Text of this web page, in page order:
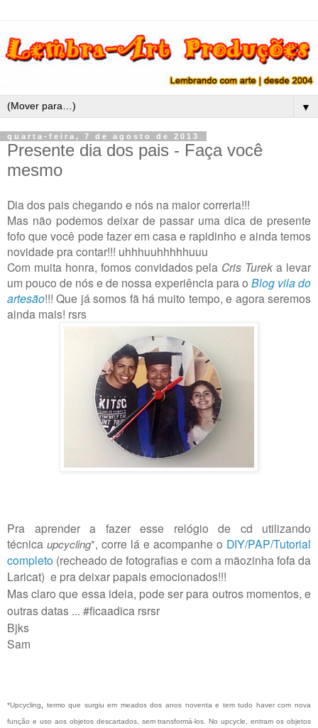
▼
quarta-feira, 7 de agosto de 2013
Presente dia dos pais - Faça você
mesmo
Dia dos pais chegando e nós na maior correria!!!
Mas não podemos deixar de passar uma dica de presente
fofo que você pode fazer em casa e rapidinho e ainda temos
novidade pra contar!!! uhhhuuhhhhhuuu
Com muita honra, fomos convidados pela Cris Turek a levar
um pouco de nós e de nossa experiência para o Blog vila do
artesão!!! Que já somos fã há muito tempo, e agora seremos
ainda mais! rsrs
Pra aprender a fazer esse relógio de cd utilizando
técnica upcycling*, corre lá e acompanhe o DIY/PAP/Tutorial
completo (recheado de fotografias e com a mãozinha fofa da
Laricat) e pra deixar papais emocionados!!!
Mas claro que essa ideia, pode ser para outros momentos, e
outras datas ... #ficaadica rsrsr
Bjks
Sam
*Upcycling termo que surgiu em meados dos anos noventa e tem tudo haver com nova
função e uso aos objetos descartados, sem transformá-los. No upcycle, entram os objetos